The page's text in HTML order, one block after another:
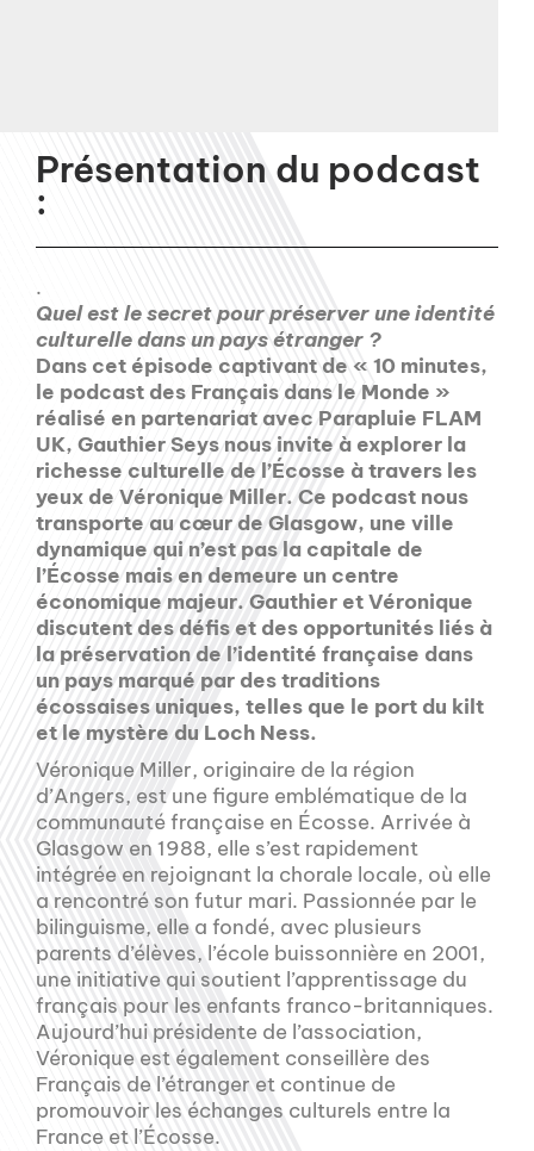
Présentation du podcast
:
.
Quel est le secret pour préserver une identité
culturelle dans un pays étranger ?
Dans cet épisode captivant de « 10 minutes,
le podcast des Français dans le Monde »
réalisé en partenariat avec Parapluie FLAM
UK, Gauthier Seys nous invite à explorer la
richesse culturelle de l’Écosse à travers les
yeux de Véronique Miller. Ce podcast nous
transporte au cœur de Glasgow, une ville
dynamique qui n’est pas la capitale de
l’Écosse mais en demeure un centre
économique majeur. Gauthier et Véronique
discutent des défis et des opportunités liés à
la préservation de l’identité française dans
un pays marqué par des traditions
écossaises uniques, telles que le port du kilt
et le mystère du Loch Ness.
Véronique Miller, originaire de la région
d’Angers, est une figure emblématique de la
communauté française en Écosse. Arrivée à
Glasgow en 1988, elle s’est rapidement
intégrée en rejoignant la chorale locale, où elle
a rencontré son futur mari. Passionnée par le
bilinguisme, elle a fondé, avec plusieurs
parents d’élèves, l’école buissonnière en 2001,
une initiative qui soutient l’apprentissage du
français pour les enfants franco-britanniques.
Aujourd’hui présidente de l’association,
Véronique est également conseillère des
Français de l’étranger et continue de
promouvoir les échanges culturels entre la
France et l’Écosse.